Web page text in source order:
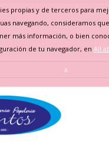
propias y de terceros para
navegando, consideramos
más información, o bien
de tu navegador, en All
x